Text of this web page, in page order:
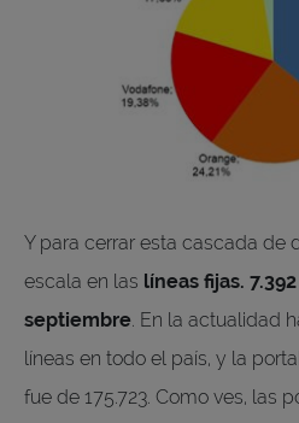
Y para cerrar esta cascada de
escala en las líneas fijas.
septiembre. En la actualidad
líneas en todo el país, y la
fue de 175.723. Como ves, las